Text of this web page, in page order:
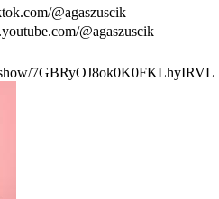
@agaszuscik
@agaszuscik
7GBRyOJ8ok0K0FKLhyIRVL